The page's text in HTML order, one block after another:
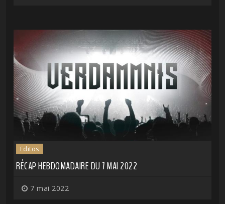
Editos
RÉCAP HEBDOMADAIRE DU 7 MAI 2022
7 mai 2022